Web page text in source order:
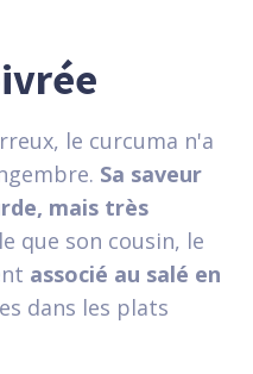
le curcuma n'a
Sa saveur
mais très
que son cousin, le
associé au salé en
dans les plats